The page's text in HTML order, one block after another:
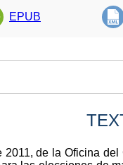
EPUB
de la Oficina